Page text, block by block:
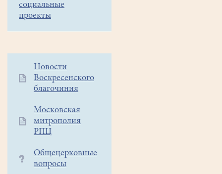
социальные
проекты
Дополнительное
меню
Новости
Воскресенского
благочиния
Московская
митрополия
РПЦ
Общецерковные
вопросы